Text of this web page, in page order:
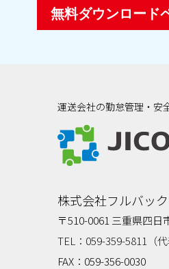
無料ダウンロード
運送会社の勤怠管理・安
株式会社フルバック
〒510-0061 三重県四日
TEL：059-359-5811（代
FAX：059-356-0030